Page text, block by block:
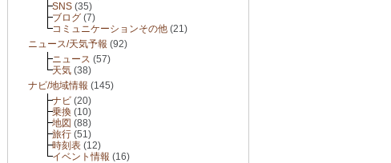
SNS (35)
ブログ (7)
コミュニケーションその他 (21)
ニュース/天気予報 (92)
ニュース (57)
天気 (38)
ナビ/地域情報 (145)
ナビ (20)
乗換 (10)
地図 (88)
旅行 (51)
時刻表 (12)
イベント情報 (16)